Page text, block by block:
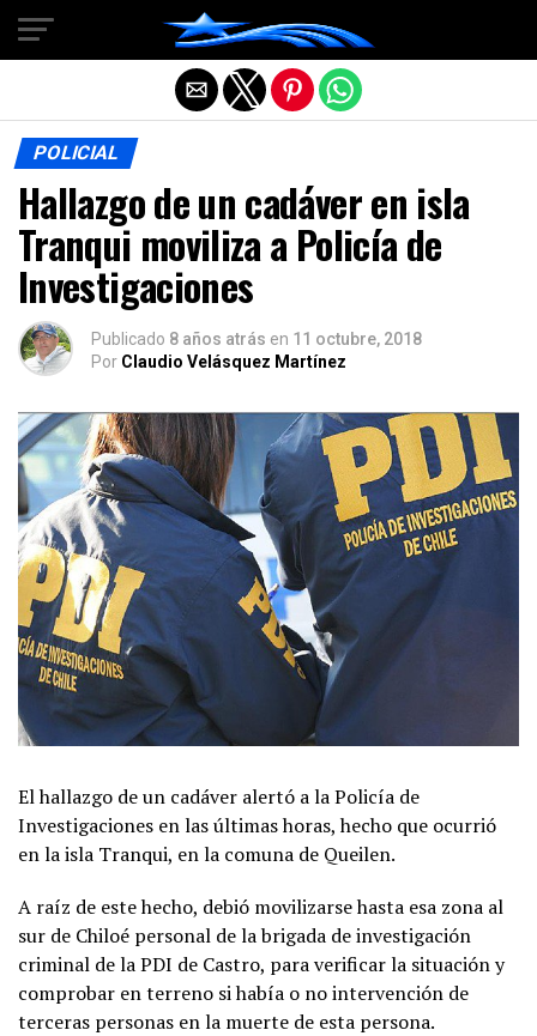
POLICIAL
Hallazgo de un cadáver en isla
Tranqui moviliza a Policía de
Investigaciones
Publicado 8 años atrás en 11 octubre, 2018
Por Claudio Velásquez Martínez
El hallazgo de un cadáver alertó a la Policía de
Investigaciones en las últimas horas, hecho que ocurrió
en la isla Tranqui, en la comuna de Queilen.
A raíz de este hecho, debió movilizarse hasta esa zona al
sur de Chiloé personal de la brigada de investigación
criminal de la PDI de Castro, para verificar la situación y
comprobar en terreno si había o no intervención de
terceras personas en la muerte de esta persona.
Salir de la versión móvil